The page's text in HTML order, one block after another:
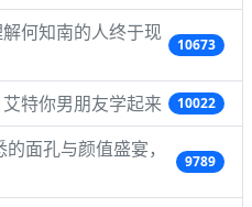
何知南的人终于现
10673
特你男朋友学起来 10022
面孔与颜值盛宴，
9789